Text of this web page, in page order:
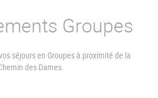
Groupes
séjours en Groupes à proximité de la
des Dames.